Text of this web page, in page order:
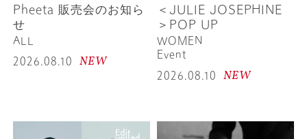
Pheeta 販売会のお知ら
せ
ALL
2026.08.10 NEW
＜JULIE JOSEPHINE
＞POP UP
WOMEN
Event
2026.08.10 NEW